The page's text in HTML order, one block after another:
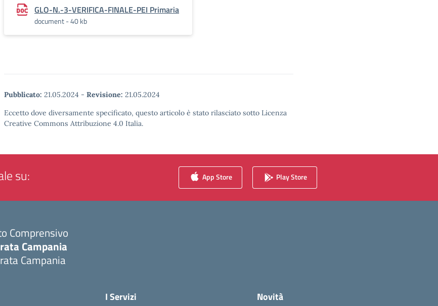
GLO-N.-3-VERIFICA-FINALE-PEI Primaria
document - 40 kb
Pubblicato: 21.05.2024 - Revisione: 21.05.2024
Eccetto dove diversamente specificato, questo articolo è stato rilasciato sotto Licenza
Creative Commons Attribuzione 4.0 Italia.
su: App Store Play Store
Comprensivo
Campania
Campania
I Servizi Novità